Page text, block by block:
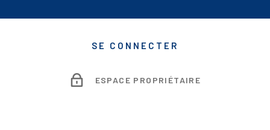
SE CONNECTER
ESPACE PROPRIÉTAIRE